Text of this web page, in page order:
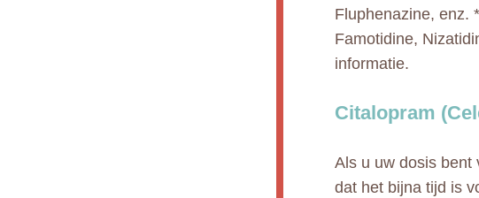
Fluphenazine, enz.
Famotidine,
informatie.
Citalopram
Als u uw dosis bent
dat het bijna tijd is